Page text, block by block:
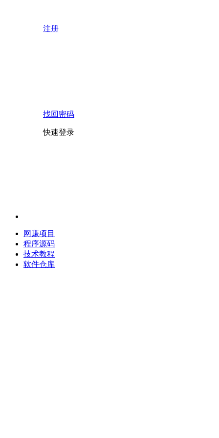
注册
找回密码
快速登录
网赚项目
程序源码
技术教程
软件仓库